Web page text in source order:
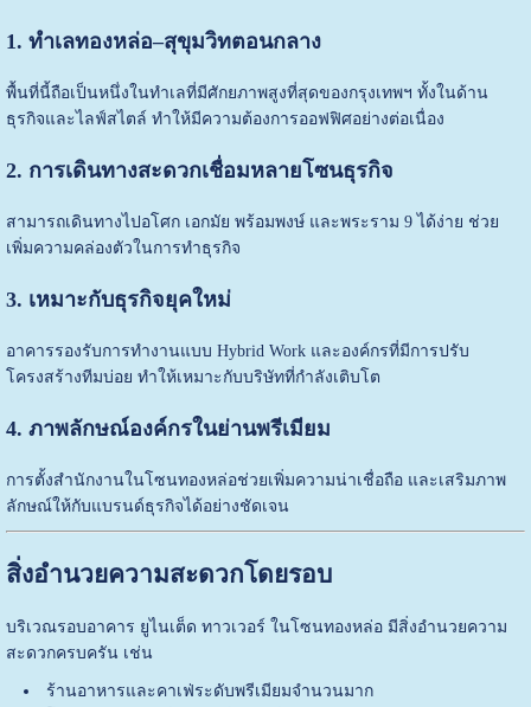
1. ทำเลทองหล่อ–สุขุมวิทตอนกลาง
พื้นที่นี้ถือเป็นหนึ่งในทำเลที่มีศักยภาพสูงที่สุดของกรุงเทพฯ ทั้งในด้าน
ธุรกิจและไลฟ์สไตล์ ทำให้มีความต้องการออฟฟิศอย่างต่อเนื่อง
2. การเดินทางสะดวกเชื่อมหลายโซนธุรกิจ
สามารถเดินทางไปอโศก เอกมัย พร้อมพงษ์ และพระราม 9 ได้ง่าย ช่วย
เพิ่มความคล่องตัวในการทำธุรกิจ
3. เหมาะกับธุรกิจยุคใหม่
อาคารรองรับการทำงานแบบ Hybrid Work และองค์กรที่มีการปรับ
โครงสร้างทีมบ่อย ทำให้เหมาะกับบริษัทที่กำลังเติบโต
4. ภาพลักษณ์องค์กรในย่านพรีเมียม
การตั้งสำนักงานในโซนทองหล่อช่วยเพิ่มความน่าเชื่อถือ และเสริมภาพ
ลักษณ์ให้กับแบรนด์ธุรกิจได้อย่างชัดเจน
สิ่งอำนวยความสะดวกโดยรอบ
บริเวณรอบอาคาร ยูไนเต็ด ทาวเวอร์ ในโซนทองหล่อ มีสิ่งอำนวยความ
สะดวกครบครัน เช่น
ร้านอาหารและคาเฟ่ระดับพรีเมียมจำนวนมาก